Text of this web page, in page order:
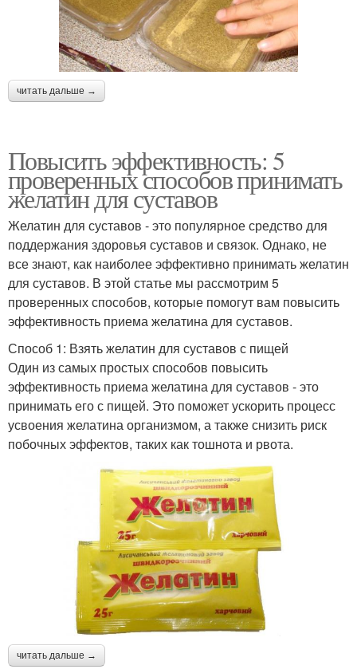
читать дальше →
Повысить эффективность: 5
проверенных способов принимать
желатин для суставов
Желатин для суставов - это популярное средство для
поддержания здоровья суставов и связок. Однако, не
все знают, как наиболее эффективно принимать желатин
для суставов. В этой статье мы рассмотрим 5
проверенных способов, которые помогут вам повысить
эффективность приема желатина для суставов.
Способ 1: Взять желатин для суставов с пищей
Один из самых простых способов повысить
эффективность приема желатина для суставов - это
принимать его с пищей. Это поможет ускорить процесс
усвоения желатина организмом, а также снизить риск
побочных эффектов, таких как тошнота и рвота.
читать дальше →